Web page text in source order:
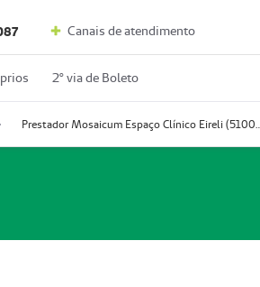
Canais de atendimento
2º via de Boleto
Prestador Mosaicum